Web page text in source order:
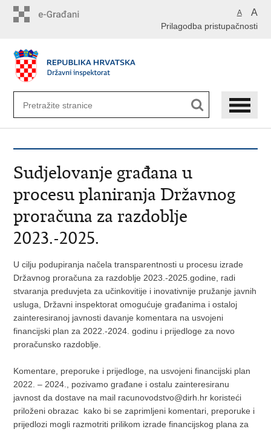
A A
Prilagodba pristupačnosti
Sudjelovanje građana u
procesu planiranja Državnog
proračuna za razdoblje
2023.-2025.
U cilju podupiranja načela transparentnosti u procesu izrade
Državnog proračuna za razdoblje 2023.-2025.godine, radi
stvaranja preduvjeta za učinkovitije i inovativnije pružanje javnih
usluga, Državni inspektorat omogućuje građanima i ostaloj
zainteresiranoj javnosti davanje komentara na usvojeni
financijski plan za 2022.-2024. godinu i prijedloge za novo
proračunsko razdoblje.
Komentare, preporuke i prijedloge, na usvojeni financijski plan
2022. – 2024., pozivamo građane i ostalu zainteresiranu
javnost da dostave na mail racunovodstvo@dirh.hr koristeći
priloženi obrazac kako bi se zaprimljeni komentari, preporuke i
prijedlozi mogli razmotriti prilikom izrade financijskog plana za